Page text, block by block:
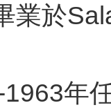
於
年